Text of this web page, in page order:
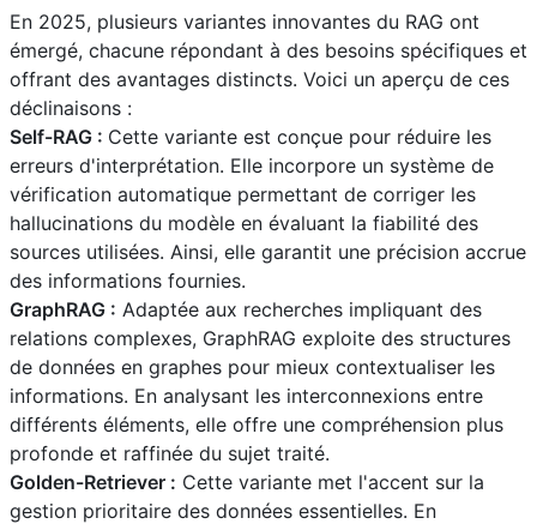
En 2025, plusieurs variantes innovantes du RAG ont
émergé, chacune répondant à des besoins spécifiques et
offrant des avantages distincts. Voici un aperçu de ces
déclinaisons :
Self-RAG : Cette variante est conçue pour réduire les
erreurs d'interprétation. Elle incorpore un système de
vérification automatique permettant de corriger les
hallucinations du modèle en évaluant la fiabilité des
sources utilisées. Ainsi, elle garantit une précision accrue
des informations fournies.
GraphRAG : Adaptée aux recherches impliquant des
relations complexes, GraphRAG exploite des structures
de données en graphes pour mieux contextualiser les
informations. En analysant les interconnexions entre
différents éléments, elle offre une compréhension plus
profonde et raffinée du sujet traité.
Golden-Retriever : Cette variante met l'accent sur la
gestion prioritaire des données essentielles. En